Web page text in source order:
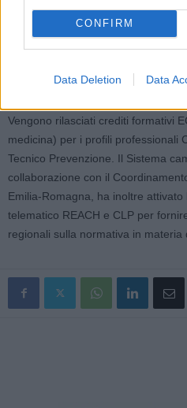
CONFIRM
Data Deletion Data
Introduzione ai lavori di Claudio
Unioncamere Emilia-Romagna e
Per maggiori informazioni:
Vengono rilasciati crediti formativi
medicina) per i profili professionali
Tecnico Prevenzione. Il Sistema
collaborazione con il
Emilia-Romagna, ha inoltre
telematico REACH e CLP per
regionali sulla normativa in materia